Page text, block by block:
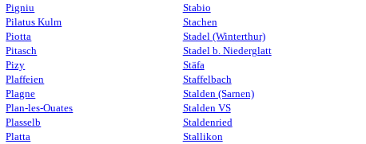
Pigniu
Pilatus Kulm
Piotta
Pitasch
Pizy
Plaffeien
Plagne
Plan-les-Ouates
Plasselb
Platta
Stabio
Stachen
Stadel (Winterthur)
Stadel b. Niederglatt
Stäfa
Staffelbach
Stalden (Sarnen)
Stalden VS
Staldenried
Stallikon